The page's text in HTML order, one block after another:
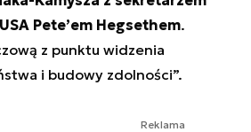
Pete’em Hegsethem.
z punktu widzenia
i budowy zdolności”.
Reklama